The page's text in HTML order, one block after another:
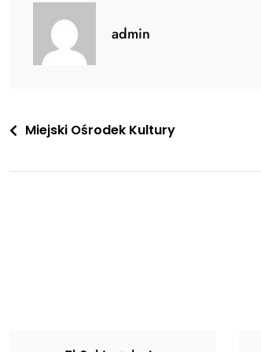
admin
Nawigacja
Miejski Ośrodek Kultury